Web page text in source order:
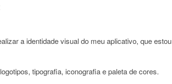
a identidade visual do meu aplicativo, que estou
tipografia, iconografia e paleta de cores.